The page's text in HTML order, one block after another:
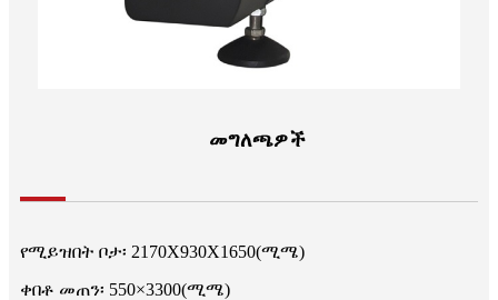
መግለጫዎች
የሚይዝበት ቦታ፡ 2170X930X1650(ሚሜ)
ቀበቶ መጠን፡ 550×3300(ሚሜ)